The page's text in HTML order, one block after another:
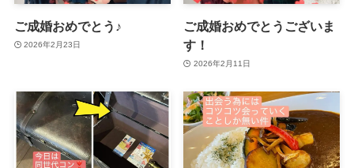
ご成婚おめでとう♪
2026年2月23日
ご成婚おめでとうございま
す！
2026年2月11日